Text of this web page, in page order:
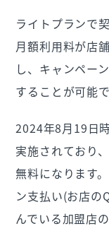
ライトプランで
月額利用料が店
し、キャンペー
することが可能で
2024年8月19日
実施されており
無料になります
ン支払い(お店の
んでいる加盟店